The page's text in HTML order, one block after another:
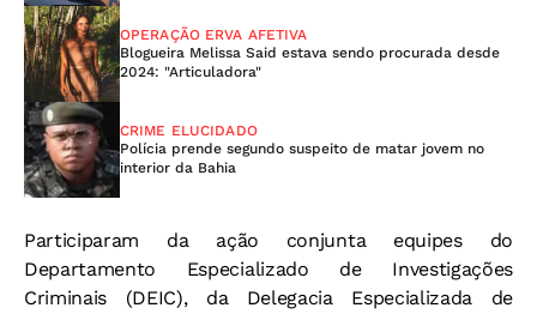
OPERAÇÃO ERVA AFETIVA
Blogueira Melissa Said estava sendo procurada desde
2024: "Articuladora"
CRIME ELUCIDADO
Polícia prende segundo suspeito de matar jovem no
interior da Bahia
Participaram da ação conjunta equipes do
Departamento Especializado de Investigações
Criminais (DEIC), da Delegacia Especializada de